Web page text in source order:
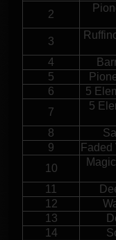
2
3
4
5
6
5
7
5
8
9
Faded
10
11
12
13
14